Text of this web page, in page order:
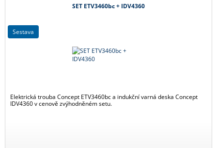
SET ETV3460bc + IDV4360
Elektrická trouba Concept ETV3460bc a indukční varná deska Concept
IDV4360 v cenově zvýhodněném setu.
sestava